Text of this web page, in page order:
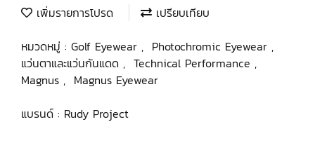
เพิ่มรายการโปรด
เปรียบเทียบ
หมวดหมู่ : Golf Eyewear , Photochromic Eyewear ,
แว่นตาและแว่นกันแดด , Technical Performance ,
Magnus , Magnus Eyewear
แบรนด์ : Rudy Project